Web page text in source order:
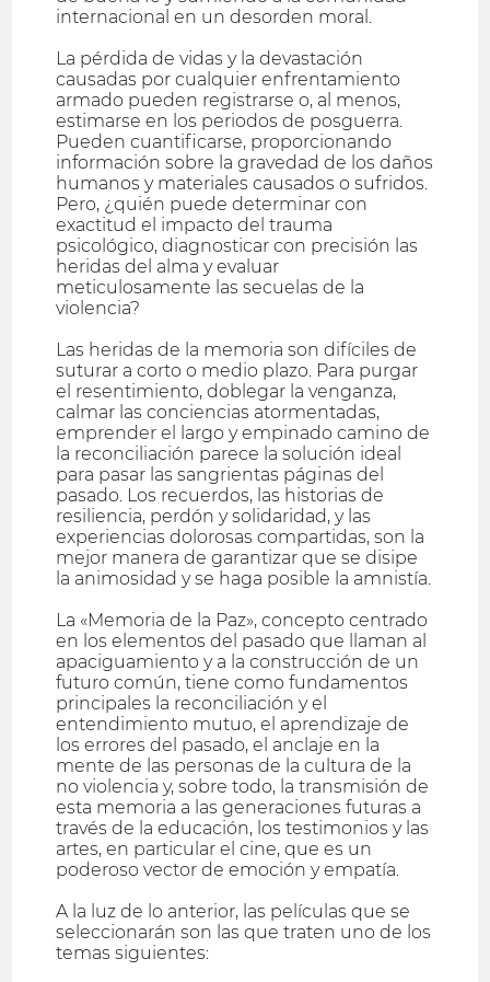
internacional en un desorden moral.
La pérdida de vidas y la devastación
causadas por cualquier enfrentamiento
armado pueden registrarse o, al menos,
estimarse en los periodos de posguerra.
Pueden cuantificarse, proporcionando
información sobre la gravedad de los daños
humanos y materiales causados o sufridos.
Pero, ¿quién puede determinar con
exactitud el impacto del trauma
psicológico, diagnosticar con precisión las
heridas del alma y evaluar
meticulosamente las secuelas de la
violencia?
Las heridas de la memoria son difíciles de
suturar a corto o medio plazo. Para purgar
el resentimiento, doblegar la venganza,
calmar las conciencias atormentadas,
emprender el largo y empinado camino de
la reconciliación parece la solución ideal
para pasar las sangrientas páginas del
pasado. Los recuerdos, las historias de
resiliencia, perdón y solidaridad, y las
experiencias dolorosas compartidas, son la
mejor manera de garantizar que se disipe
la animosidad y se haga posible la amnistía.
La «Memoria de la Paz», concepto centrado
en los elementos del pasado que llaman al
apaciguamiento y a la construcción de un
futuro común, tiene como fundamentos
principales la reconciliación y el
entendimiento mutuo, el aprendizaje de
los errores del pasado, el anclaje en la
mente de las personas de la cultura de la
no violencia y, sobre todo, la transmisión de
esta memoria a las generaciones futuras a
través de la educación, los testimonios y las
artes, en particular el cine, que es un
poderoso vector de emoción y empatía.
A la luz de lo anterior, las películas que se
seleccionarán son las que traten uno de los
temas siguientes: